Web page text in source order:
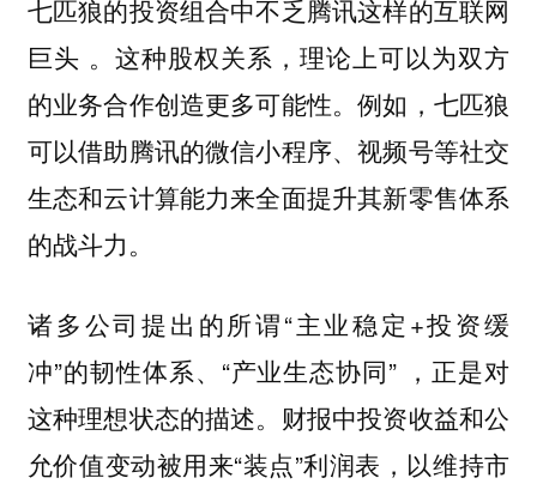
七匹狼的投资组合中不乏腾讯这样的互联网
巨头 。这种股权关系，理论上可以为双方
的业务合作创造更多可能性。例如，七匹狼
可以借助腾讯的微信小程序、视频号等社交
生态和云计算能力来全面提升其新零售体系
的战斗力。
诸多公司提出的所谓“主业稳定+投资缓
冲”的韧性体系、“产业生态协同” ，正是对
这种理想状态的描述。财报中投资收益和公
允价值变动被用来“装点”利润表，以维持市